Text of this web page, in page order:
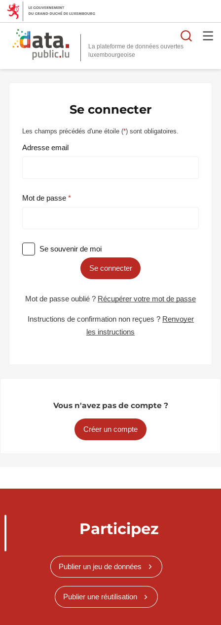
La plateforme de données ouvertes
Se connecter
Les champs précédés d'une étoile (*) sont obligatoires.
Adresse email
Mot de passe
Se souvenir de moi
Se connecter
Mot de passe oublié ? Récupérer votre mot de passe
Instructions de confirmation non reçues ? Renvoyer
les instructions
Vous n'avez pas de compte ?
Créer un compte
Participez
Publier un jeu de données
Publier une réutilisation